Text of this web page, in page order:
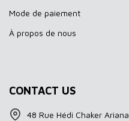
Mode de paiement
À propos de nous
CONTACT US
48 Rue Hédi Chaker Ariana